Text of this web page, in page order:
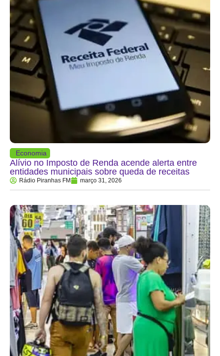
Economia
Alívio no Imposto de Renda acende alerta entre
entidades municipais sobre queda de receitas
Rádio Piranhas FM março 31, 2026